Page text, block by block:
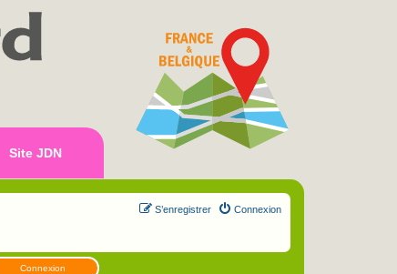
Site JDN
Connexion
S’enregistrer
Connexion